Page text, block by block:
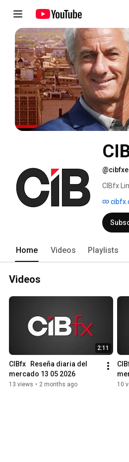
CIBfx
Home Videos Playlists
Videos
2:11
CIBfx   Reseña diaria del
mercado 13 05 2026
13 views • 2 months ago 10